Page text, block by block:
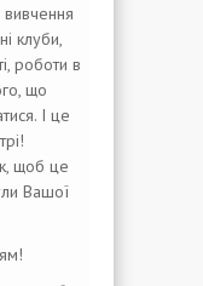
клуби,
роботи в
що
І це
щоб це
Вашої